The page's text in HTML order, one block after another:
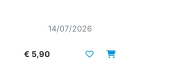
14/07/2026
€ 5,90